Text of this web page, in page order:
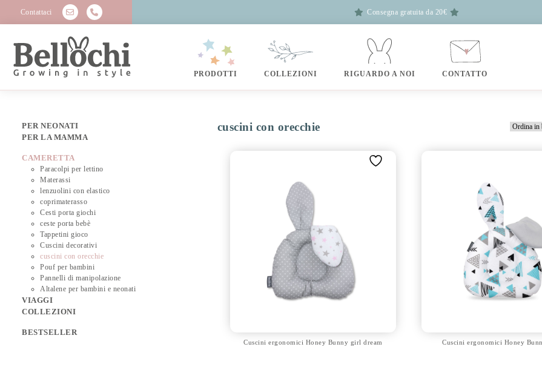
Contattaci Consegna gratuita da 20€
PRODOTTI COLLEZIONI RIGUARDO A NOI CONTATTO
PER NEONATI
PER LA MAMMA
CAMERETTA
Paracolpi per lettino
Materassi
lenzuolini con elastico
coprimaterasso
Cesti porta giochi
ceste porta bebè
Tappetini gioco
Cuscini decorativi
cuscini con orecchie
Pouf per bambini
Pannelli di manipolazione
Altalene per bambini e neonati
VIAGGI
COLLEZIONI
BESTSELLER
cuscini con orecchie
Cuscini ergonomici Honey Bunny girl dream Cuscini ergonomici Honey